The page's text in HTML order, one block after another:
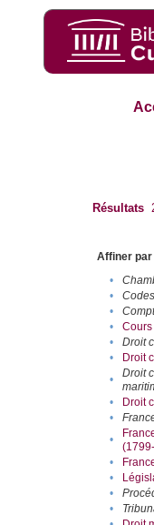
Résultats
Affiner
•
•
Codes
•
•
Cours
•
Droit
•
Droit
•
Droit
• Droit
•
•
•
•
•
•